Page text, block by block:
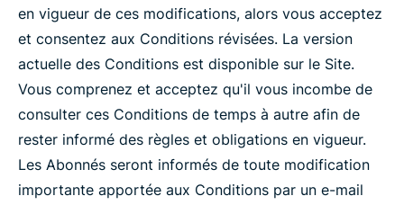
en vigueur de ces modifications, alors vous acceptez
et consentez aux Conditions révisées. La version
actuelle des Conditions est disponible sur le Site.
Vous comprenez et acceptez qu'il vous incombe de
consulter ces Conditions de temps à autre afin de
rester informé des règles et obligations en vigueur.
Les Abonnés seront informés de toute modification
importante apportée aux Conditions par un e-mail